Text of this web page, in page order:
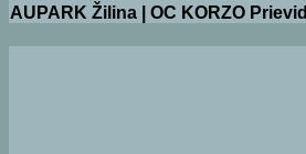
AUPARK Žilina | OC KORZO